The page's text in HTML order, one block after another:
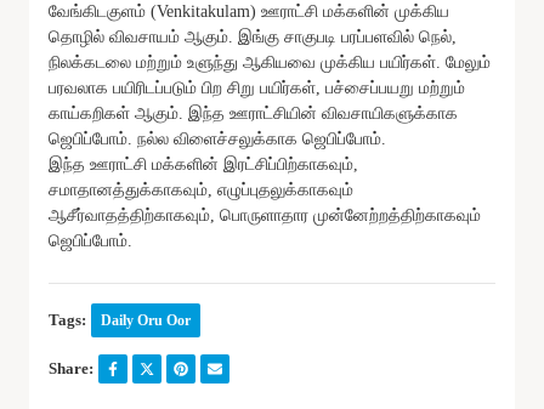
வேங்கிடகுளம் (Venkitakulam) ஊராட்சி மக்களின் முக்கிய
தொழில் விவசாயம் ஆகும். இங்கு சாகுபடி பரப்பளவில் நெல்,
நிலக்கடலை மற்றும் உளுந்து ஆகியவை முக்கிய பயிர்கள். மேலும்
பரவலாக பயிரிடப்படும் பிற சிறு பயிர்கள், பச்சைப்பயறு மற்றும்
காய்கறிகள் ஆகும். இந்த ஊராட்சியின் விவசாயிகளுக்காக
ஜெபிப்போம். நல்ல விளைச்சலுக்காக ஜெபிப்போம்.
இந்த ஊராட்சி மக்களின் இரட்சிப்பிற்காகவும்,
சமாதானத்துக்காகவும், எழுப்புதலுக்காகவும்
ஆசீர்வாதத்திற்காகவும், பொருளாதார முன்னேற்றத்திற்காகவும்
ஜெபிப்போம்.
Tags: Daily Oru Oor
Share: